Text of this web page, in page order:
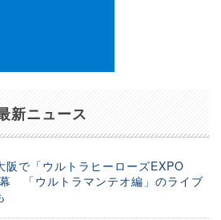
新ニュース
阪で「ウルトラヒーローズEXPO
「ウルトラマンテオ編」のライブ